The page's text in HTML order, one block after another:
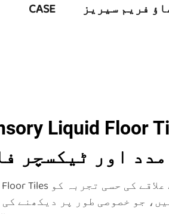
فریم سیریز CASE
اور ٹیکسچر
جو خصوصی طور پر دیکھنے